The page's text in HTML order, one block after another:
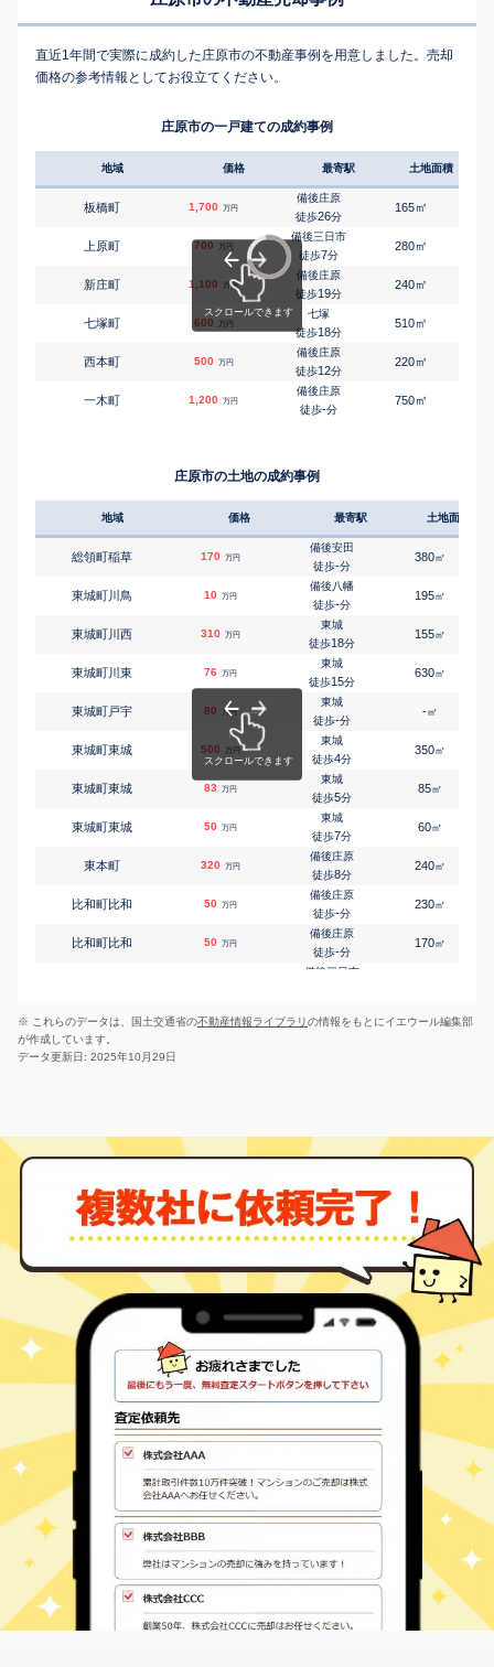
直近1年間で実際に成約した庄原市の不動産事例を用意しました。売却
価格の参考情報としてお役立てください。
庄原市の一戸建ての成約事例
地域 価格 最寄駅 土地面積
板橋町 1,700 万円
備後庄原
徒歩26分
165㎡
上原町 700 万円
備後三日市
徒歩7分
280㎡
新庄町 1,100 万円
備後庄原
徒歩19分
240㎡
七塚町 600 万円
七塚
徒歩18分
510㎡
西本町 500 万円
備後庄原
徒歩12分
220㎡
一木町 1,200 万円
備後庄原
徒歩-分
750㎡
庄原市の土地の成約事例
地域 価格 最寄駅 土地面積
総領町稲草 170 万円
備後安田
徒歩-分
380㎡
東城町川鳥 10 万円
備後八幡
徒歩-分
195㎡
東城町川西 310 万円
東城
徒歩18分
155㎡
東城町川東 76 万円
東城
徒歩15分
630㎡
東城町戸宇 80 万円
東城
徒歩-分
-㎡
東城町東城 500 万円
東城
徒歩4分
350㎡
東城町東城 83 万円
東城
徒歩5分
85㎡
東城町東城 50 万円
東城
徒歩7分
60㎡
東本町 320 万円
備後庄原
徒歩8分
240㎡
比和町比和 50 万円
備後庄原
徒歩-分
230㎡
比和町比和 50 万円
備後庄原
徒歩-分
170㎡
備後三日市
三日市町 360 万円
徒歩16分
480㎡
山内町
※ これらのデータは、国土交通省の不動産情報ライブラリの情報をもとにイエウール編集部
が作成しています。
データ更新日: 2025年10月29日